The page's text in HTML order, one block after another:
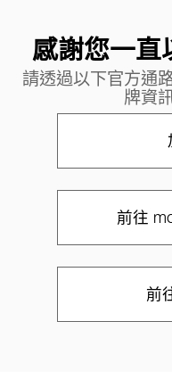
感謝您一直
請透過以下官方通
牌資
前往
前